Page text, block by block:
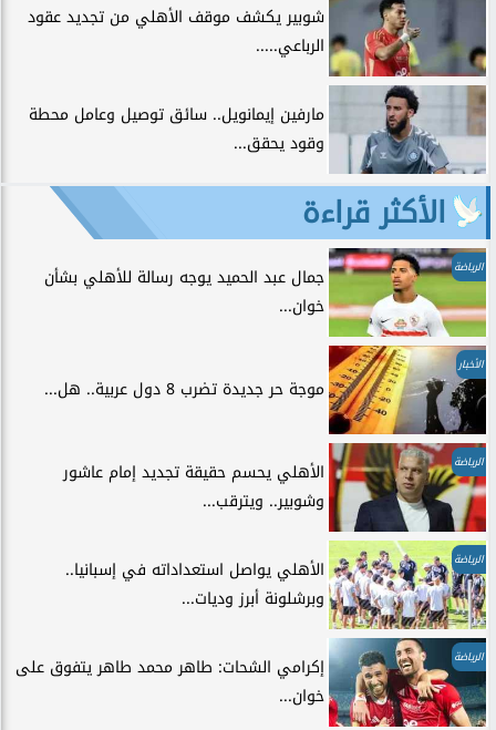
شوبير يكشف موقف الأهلي من تجديد عقود
الرباعي.....
مارفين إيمانويل.. سائق توصيل وعامل محطة
وقود يحقق...
الأكثر قراءة
الرياضة
جمال عبد الحميد يوجه رسالة للأهلي بشأن
خوان...
الأخبار
موجة حر جديدة تضرب 8 دول عربية.. هل...
الرياضة
الأهلي يحسم حقيقة تجديد إمام عاشور
وشوبير.. ويترقب...
الرياضة
الأهلي يواصل استعداداته في إسبانيا..
وبرشلونة أبرز وديات...
الرياضة
إكرامي الشحات: طاهر محمد طاهر يتفوق على
خوان...